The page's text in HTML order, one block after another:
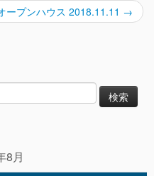
ープンハウス 2018.11.11 →
8月